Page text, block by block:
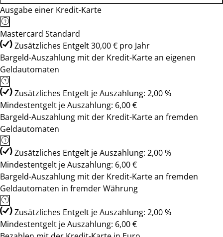
Ausgabe einer Kredit-Karte
Mastercard Standard
Zusätzliches Entgelt 30,00 € pro Jahr
Bargeld-Auszahlung mit der Kredit-Karte an eigenen
Geldautomaten
Zusätzliches Entgelt je Auszahlung: 2,00 %
Mindestentgelt je Auszahlung: 6,00 €
Bargeld-Auszahlung mit der Kredit-Karte an fremden
Geldautomaten
Zusätzliches Entgelt je Auszahlung: 2,00 %
Mindestentgelt je Auszahlung: 6,00 €
Bargeld-Auszahlung mit der Kredit-Karte an fremden
Geldautomaten in fremder Währung
Zusätzliches Entgelt je Auszahlung: 2,00 %
Mindestentgelt je Auszahlung: 6,00 €